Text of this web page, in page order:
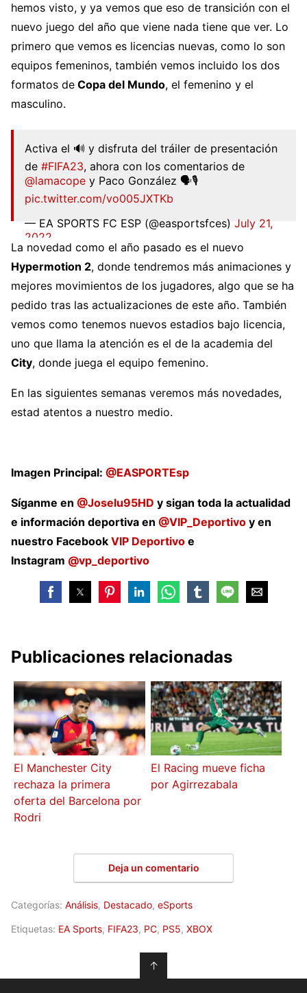
hemos visto, y ya vemos que eso de transición con el
nuevo juego del año que viene nada tiene que ver. Lo
primero que vemos es licencias nuevas, como lo son
equipos femeninos, también vemos incluido los dos
formatos de Copa del Mundo, el femenino y el
masculino.
Activa el 🔊 y disfruta del tráiler de presentación
de #FIFA23, ahora con los comentarios de
@lamacope y Paco González 🗣🎙
pic.twitter.com/vo005JXTKb
— EA SPORTS FC ESP (@easportsfces) July 21,
2022
La novedad como el año pasado es el nuevo
Hypermotion 2, donde tendremos más animaciones y
mejores movimientos de los jugadores, algo que se ha
pedido tras las actualizaciones de este año. También
vemos como tenemos nuevos estadios bajo licencia,
uno que llama la atención es el de la academia del
City, donde juega el equipo femenino.
En las siguientes semanas veremos más novedades,
estad atentos a nuestro medio.
Imagen Principal: @EASPORTEsp
Síganme en @Joselu95HD y sigan toda la actualidad
e información deportiva en @VIP_Deportivo y en
nuestro Facebook VIP Deportivo e
Instagram @vp_deportivo
Publicaciones relacionadas
El Manchester City
rechaza la primera
oferta del Barcelona por
Rodri
El Racing mueve ficha
por Agirrezabala
Deja un comentario
Categorías: Análisis, Destacado, eSports
Etiquetas: EA Sports, FIFA23, PC, PS5, XBOX
↑